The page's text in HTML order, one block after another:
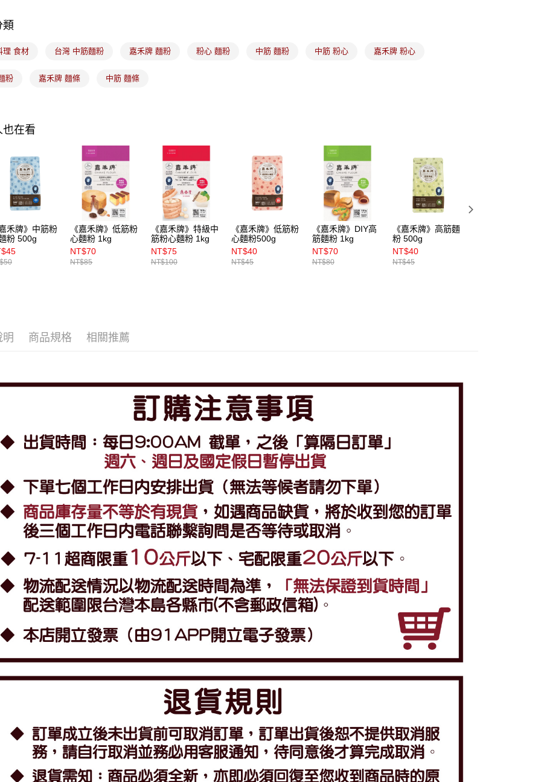
類
理 食材 台灣 中筋麵粉 嘉禾牌 麵粉 粉心 麵粉 中筋 麵粉 中筋 粉心 嘉禾牌 粉心
粉 嘉禾牌 麵條 中筋 麵條
也在看
嘉禾牌》中筋粉
粉 500g
《嘉禾牌》低筋粉
心麵粉 1kg
NT$70
NT$85
《嘉禾牌》特級中
筋粉心麵粉 1kg
NT$75
NT$100
《嘉禾牌》低筋粉
心麵粉500g
NT$40
NT$45
《嘉禾牌》DIY高
筋麵粉 1kg
NT$70
NT$80
《嘉禾牌》高筋麵
粉 500g
NT$40
NT$45
明 商品規格 相關推薦